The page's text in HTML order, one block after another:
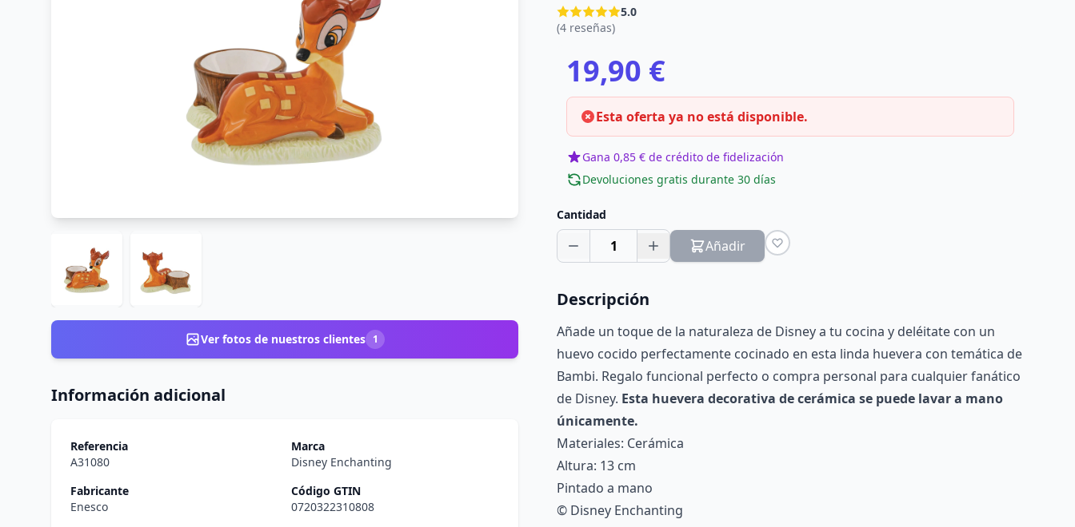
Ver fotos de nuestros clientes 1
Información adicional
Referencia
A31080
Marca
Disney Enchanting
Fabricante
Enesco
Código GTIN
0720322310808
5.0
(4 reseñas)
19,90 €
Esta oferta ya no está disponible.
Gana 0,85 € de crédito de fidelización
Devoluciones gratis durante 30 días
Cantidad
1 Añadir
Descripción
Añade un toque de la naturaleza de Disney a tu cocina y deléitate con un
huevo cocido perfectamente cocinado en esta linda huevera con temática de
Bambi. Regalo funcional perfecto o compra personal para cualquier fanático
de Disney. Esta huevera decorativa de cerámica se puede lavar a mano
únicamente.
Materiales: Cerámica
Altura: 13 cm
Pintado a mano
© Disney Enchanting